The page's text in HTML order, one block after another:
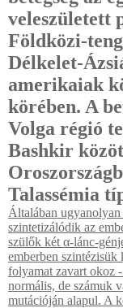
veleszületett
Földközi-
Délkelet-
amerikaiak
körében. A
Volga régió
Bashkir
Talassémia
Általában
szintetizálódik az
szülők két α-lánc-
emberben szintézisük
folyamat zavart okoz
normális, de számuk
mutációján alapul. A